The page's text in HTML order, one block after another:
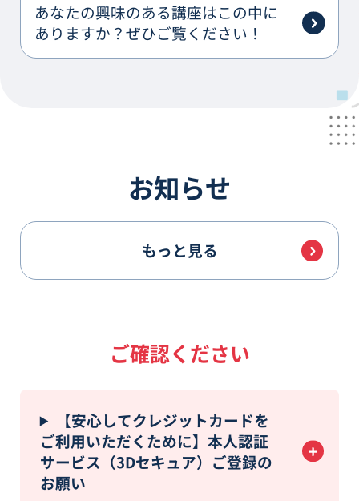
あなたの興味のある講座はこの中に
ありますか？ぜひご覧ください！
お知らせ
もっと見る
ご確認ください
【安心してクレジットカードを
ご利用いただくために】本人認証
サービス（3Dセキュア）ご登録の
お願い